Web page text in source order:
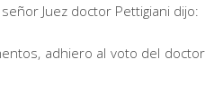
Juez doctor Pettigiani dijo:
adhiero al voto del doctor